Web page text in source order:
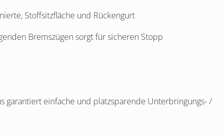
Stoffsitzfläche und Rückengurt
Bremszügen sorgt für sicheren Stopp
garantiert einfache und platzsparende Unterbringungs- /